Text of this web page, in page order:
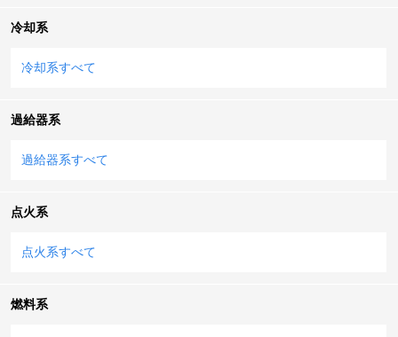
冷却系
冷却系すべて
過給器系
過給器系すべて
点火系
点火系すべて
燃料系